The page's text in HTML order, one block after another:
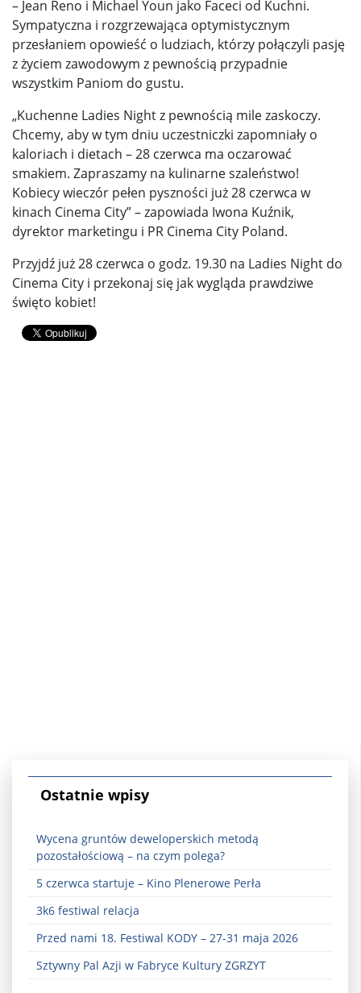
– Jean Reno i Michael Youn jako Faceci od Kuchni.
Sympatyczna i rozgrzewająca optymistycznym
przesłaniem opowieść o ludziach, którzy połączyli pasję
z życiem zawodowym z pewnością przypadnie
wszystkim Paniom do gustu.
„Kuchenne Ladies Night z pewnością mile zaskoczy.
Chcemy, aby w tym dniu uczestniczki zapomniały o
kaloriach i dietach – 28 czerwca ma oczarować
smakiem. Zapraszamy na kulinarne szaleństwo!
Kobiecy wieczór pełen pyszności już 28 czerwca w
kinach Cinema City” – zapowiada Iwona Kuźnik,
dyrektor marketingu i PR Cinema City Poland.
Przyjdź już 28 czerwca o godz. 19.30 na Ladies Night do
Cinema City i przekonaj się jak wygląda prawdziwe
święto kobiet!
Ostatnie wpisy
Wycena gruntów deweloperskich metodą
pozostałościową – na czym polega?
5 czerwca startuje – Kino Plenerowe Perła
3k6 festiwal relacja
Przed nami 18. Festiwal KODY – 27-31 maja 2026
Sztywny Pal Azji w Fabryce Kultury ZGRZYT